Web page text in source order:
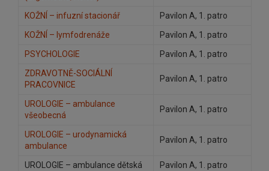
KOŽNÍ – infuzní stacionář
Pavilon A, 1. patro
KOŽNÍ – lymfodrenáže
Pavilon A, 1. patro
PSYCHOLOGIE
Pavilon A, 1. patro
ZDRAVOTNĚ-SOCIÁLNÍ
PRACOVNICE
Pavilon A, 1. patro
UROLOGIE – ambulance
všeobecná
Pavilon A, 1. patro
UROLOGIE – urodynamická
ambulance
Pavilon A, 1. patro
UROLOGIE – ambulance dětská
Pavilon A, 1. patro